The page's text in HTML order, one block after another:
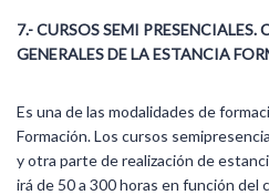
7.-CURSOS SEMI PRESENCIALES.
GENERALES DE LA ESTANCIA
Es una de las modalidades de
Formación. Los cursos
y otra parte de realización de
irá de 50 a 300 horas en función del